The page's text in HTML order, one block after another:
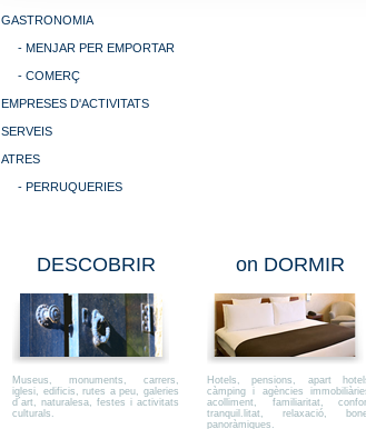
GASTRONOMIA
- MENJAR PER EMPORTAR
- COMERÇ
EMPRESES D'ACTIVITATS
SERVEIS
ATRES
- PERRUQUERIES
DESCOBRIR
Museus, monuments, carrers,
iglesi, edificis, rutes a peu, galeries
d´art, naturalesa, festes i activitats
culturals.
on DORMIR
Hotels, pensions, apart
càmping i agències
acolliment, familiaritat,
tranquil.litat, relaxació,
panoràmiques.